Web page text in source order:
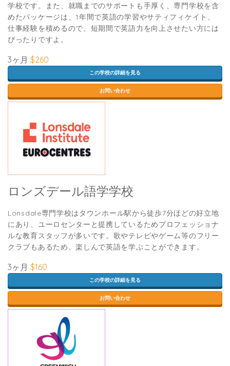
学校です。また、就職までのサポートも手厚く、専門学校を含
めたパッケージは、1年間で英語の学習やサティフィケイト、
仕事経験を積めるので、短期間で英語力を向上させたい方には
ぴったりですよ。
3ヶ月 $260
この学校の詳細を見る
お問い合わせ
ロンズデール語学学校
Lonsdale専門学校はタウンホール駅から徒歩7分ほどの好立地
にあり、ユーロセンターと提携しているためプロフェッショナ
ルな教育スタッフが多いです。歌やテレビやゲーム等のフリー
クラブもあるため、楽しんで英語を学ぶことができます。
3ヶ月 $160
この学校の詳細を見る
お問い合わせ